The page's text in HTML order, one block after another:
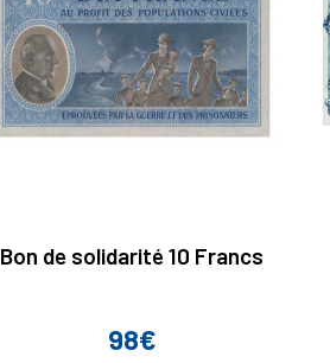
Bon de solidarité 10 Francs
Prix
98€